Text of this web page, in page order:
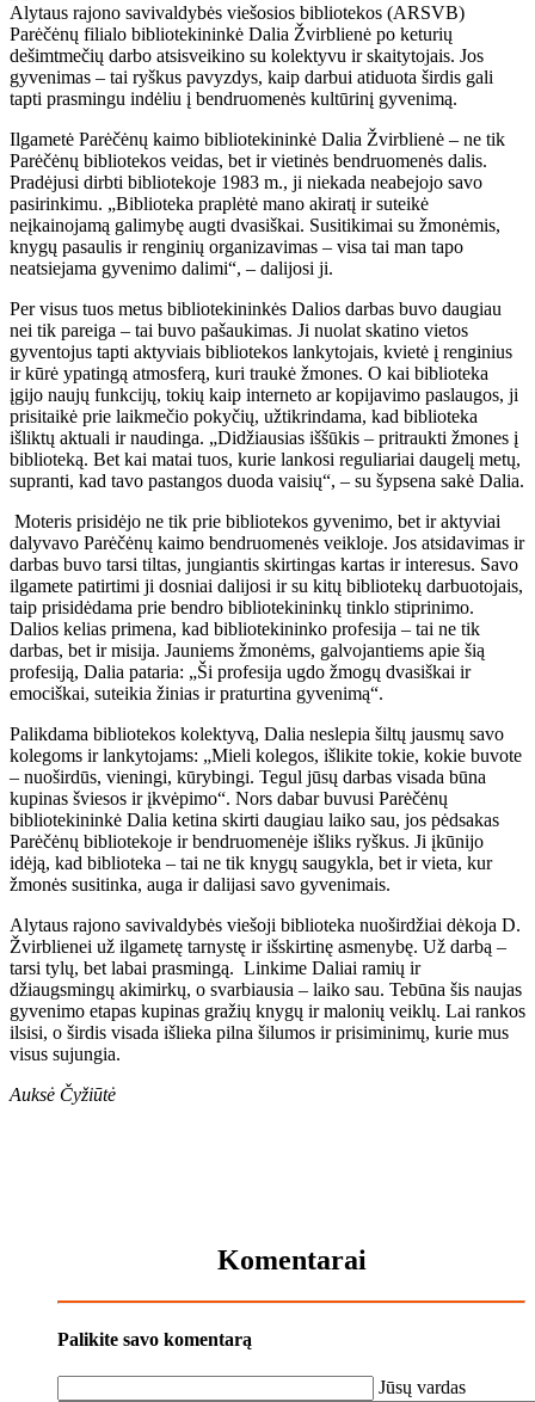
Alytaus rajono savivaldybės viešosios bibliotekos (ARSVB)
Parėčėnų filialo bibliotekininkė Dalia Žvirblienė po keturių
dešimtmečių darbo atsisveikino su kolektyvu ir skaitytojais. Jos
gyvenimas – tai ryškus pavyzdys, kaip darbui atiduota širdis gali
tapti prasmingu indėliu į bendruomenės kultūrinį gyvenimą.
Ilgametė Parėčėnų kaimo bibliotekininkė Dalia Žvirblienė – ne tik
Parėčėnų bibliotekos veidas, bet ir vietinės bendruomenės dalis.
Pradėjusi dirbti bibliotekoje 1983 m., ji niekada neabejojo savo
pasirinkimu. „Biblioteka praplėtė mano akiratį ir suteikė
neįkainojamą galimybę augti dvasiškai. Susitikimai su žmonėmis,
knygų pasaulis ir renginių organizavimas – visa tai man tapo
neatsiejama gyvenimo dalimi“, – dalijosi ji.
Per visus tuos metus bibliotekininkės Dalios darbas buvo daugiau
nei tik pareiga – tai buvo pašaukimas. Ji nuolat skatino vietos
gyventojus tapti aktyviais bibliotekos lankytojais, kvietė į renginius
ir kūrė ypatingą atmosferą, kuri traukė žmones. O kai biblioteka
įgijo naujų funkcijų, tokių kaip interneto ar kopijavimo paslaugos, ji
prisitaikė prie laikmečio pokyčių, užtikrindama, kad biblioteka
išliktų aktuali ir naudinga. „Didžiausias iššūkis – pritraukti žmones į
biblioteką. Bet kai matai tuos, kurie lankosi reguliariai daugelį metų,
supranti, kad tavo pastangos duoda vaisių“, – su šypsena sakė Dalia.
Moteris prisidėjo ne tik prie bibliotekos gyvenimo, bet ir aktyviai
dalyvavo Parėčėnų kaimo bendruomenės veikloje. Jos atsidavimas ir
darbas buvo tarsi tiltas, jungiantis skirtingas kartas ir interesus. Savo
ilgamete patirtimi ji dosniai dalijosi ir su kitų bibliotekų darbuotojais,
taip prisidėdama prie bendro bibliotekininkų tinklo stiprinimo.
Dalios kelias primena, kad bibliotekininko profesija – tai ne tik
darbas, bet ir misija. Jauniems žmonėms, galvojantiems apie šią
profesiją, Dalia pataria: „Ši profesija ugdo žmogų dvasiškai ir
emociškai, suteikia žinias ir praturtina gyvenimą“.
Palikdama bibliotekos kolektyvą, Dalia neslepia šiltų jausmų savo
kolegoms ir lankytojams: „Mieli kolegos, išlikite tokie, kokie buvote
– nuoširdūs, vieningi, kūrybingi. Tegul jūsų darbas visada būna
kupinas šviesos ir įkvėpimo“. Nors dabar buvusi Parėčėnų
bibliotekininkė Dalia ketina skirti daugiau laiko sau, jos pėdsakas
Parėčėnų bibliotekoje ir bendruomenėje išliks ryškus. Ji įkūnijo
idėją, kad biblioteka – tai ne tik knygų saugykla, bet ir vieta, kur
žmonės susitinka, auga ir dalijasi savo gyvenimais.
Alytaus rajono savivaldybės viešoji biblioteka nuoširdžiai dėkoja D.
Žvirblienei už ilgametę tarnystę ir išskirtinę asmenybę. Už darbą –
tarsi tylų, bet labai prasmingą. Linkime Daliai ramių ir
džiaugsmingų akimirkų, o svarbiausia – laiko sau. Tebūna šis naujas
gyvenimo etapas kupinas gražių knygų ir malonių veiklų. Lai rankos
ilsisi, o širdis visada išlieka pilna šilumos ir prisiminimų, kurie mus
visus sujungia.
Auksė Čyžiūtė
Komentarai
Palikite savo komentarą
Jūsų vardas